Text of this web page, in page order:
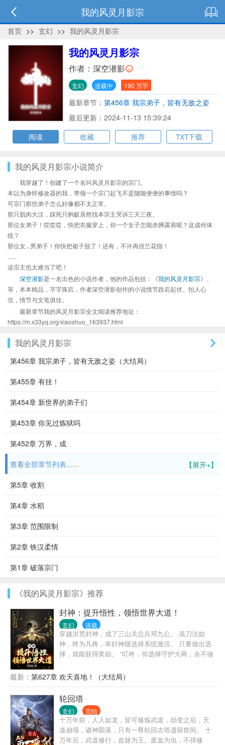
我的风灵月影宗
首页 >> 玄幻 >> 我的风灵月影宗
我的风灵月影宗
作者： 深空潜影
玄幻 连载中 190 万字
最新章节： 第456章 我宗弟子，皆有无敌之姿
（大结局）
最后更新：2024-11-13 15:39:24
阅读
收藏 推荐 TXT下载
我的风灵月影宗小说简介
我穿越了！创建了一个名叫风灵月影宗的宗门。
本以为身怀修改器的我，带领一个宗门起飞不是随随便便的事情吗？
可宗门那些弟子怎么好像都不太正常。
那只肌肉大汉，踩死只蚂蚁居然找本宗主哭诉三天三夜。
那位女弟子！哎哎哎，快把衣服穿上，你一个女子怎能赤膊露肩呢？这成何体
统？
那位女...男弟子！你快把裙子脱了！还有，不许再捏兰花指！
......
这宗主也太难当了吧！
深空潜影是一名出色的小说作者，他的作品包括：《我的风灵月影宗》、
等，本本精品，字字珠玑，作者深空潜影创作的小说情节跌宕起伏、扣人心
弦，情节与文笔俱佳。
最新章节我的风灵月影宗全文阅读推荐地址：
https://m.x33yq.org/xiaoshuo_163937.html
我的风灵月影宗
第456章 我宗弟子，皆有无敌之姿（大结局）
第455章 有挂！
第454章 新世界的弟子们
第453章 你见过炼狱吗
第452章 万界，成
【展开+】
查看全部章节列表......
第5章 收割
第4章 水稻
第3章 范围限制
第2章 铁汉柔情
第1章 破落宗门
《我的风灵月影宗》推荐
封神：提升悟性，领悟世界大道！
玄幻 连载
穿越洪荒封神，成了三山关总兵邓九公。 虽刀法如
神，终为凡将，幸好神级选择系统激活。 只要做出选
择，就能获得奖励。 “叮咚，你选择守护大商，永不做
皇，奖励太虚神刀！” “叮咚，你选择觉醒人道，奖励
一亿年修为！！！”
最新： 第627章 欢天喜地！（大结局）
轮回塔
玄幻 完结
十万年前，人人如龙，皆可修炼武道，劫变之后，天
道崩塌，诸神陨落，只有一尊轮回古塔遗留世间。 十
万年后，武道修行，血脉为王。废血为虫，不得修